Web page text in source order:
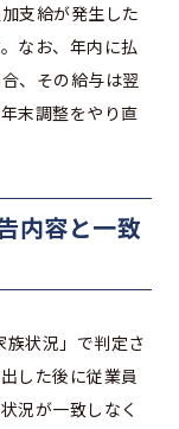
支給が発生した
なお、年内に払
、その給与は翌
末調整をやり直
内容と一致
状況」で判定さ
した後に従業員
況が一致しなく